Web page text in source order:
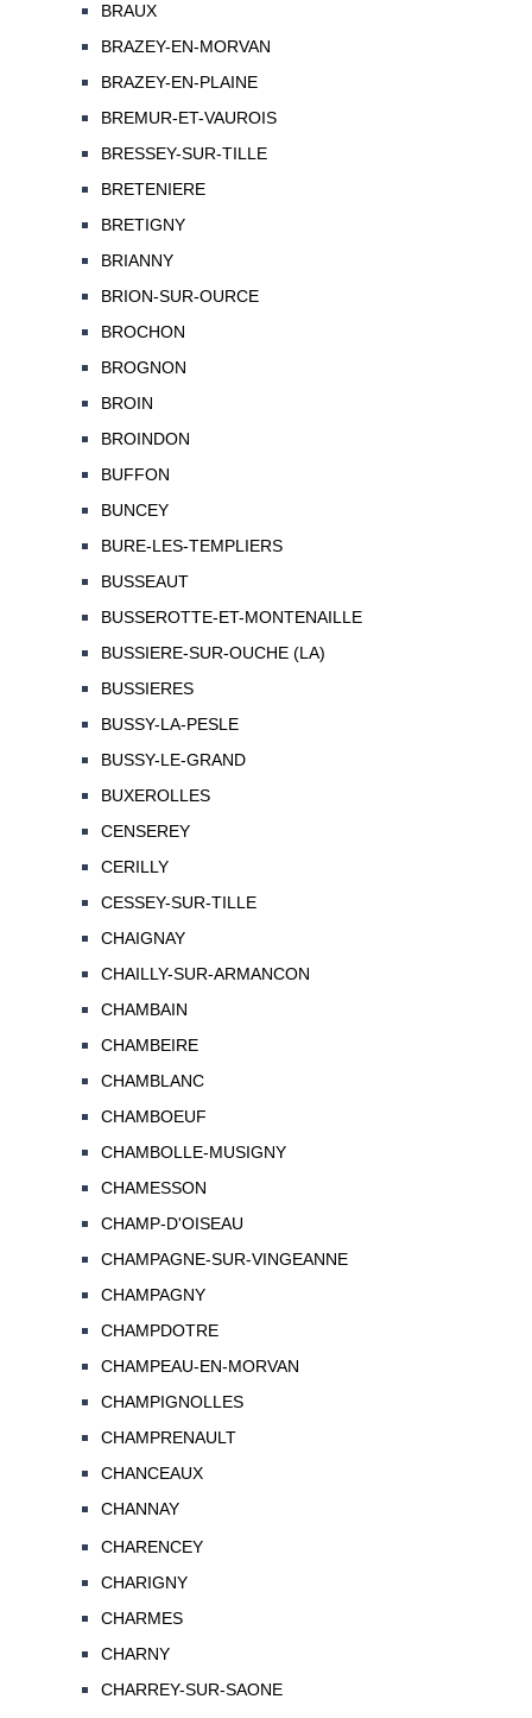
BRAUX
BRAZEY-EN-MORVAN
BRAZEY-EN-PLAINE
BREMUR-ET-VAUROIS
BRESSEY-SUR-TILLE
BRETENIERE
BRETIGNY
BRIANNY
BRION-SUR-OURCE
BROCHON
BROGNON
BROIN
BROINDON
BUFFON
BUNCEY
BURE-LES-TEMPLIERS
BUSSEAUT
BUSSEROTTE-ET-MONTENAILLE
BUSSIERE-SUR-OUCHE (LA)
BUSSIERES
BUSSY-LA-PESLE
BUSSY-LE-GRAND
BUXEROLLES
CENSEREY
CERILLY
CESSEY-SUR-TILLE
CHAIGNAY
CHAILLY-SUR-ARMANCON
CHAMBAIN
CHAMBEIRE
CHAMBLANC
CHAMBOEUF
CHAMBOLLE-MUSIGNY
CHAMESSON
CHAMP-D'OISEAU
CHAMPAGNE-SUR-VINGEANNE
CHAMPAGNY
CHAMPDOTRE
CHAMPEAU-EN-MORVAN
CHAMPIGNOLLES
CHAMPRENAULT
CHANCEAUX
CHANNAY
CHARENCEY
CHARIGNY
CHARMES
CHARNY
CHARREY-SUR-SAONE